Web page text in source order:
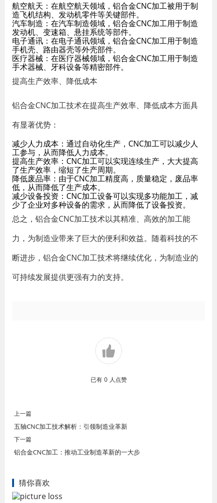
航空航天：在航空航天领域，铝合金CNC加工被用于制
造飞机结构、发动机零件等关键部件。
汽车制造：在汽车制造领域，铝合金CNC加工用于制造
发动机、变速箱、悬挂系统等部件。
电子通讯：在电子通讯领域，铝合金CNC加工用于制造
手机壳、路由器壳等外壳部件。
医疗器械：在医疗器械领域，铝合金CNC加工用于制造
手术器械、牙科设备等精密部件。
提高生产效率、降低成本
铝合金CNC加工技术在提高生产效率、降低成本方面具
有显著优势：
减少人力成本：通过自动化生产，CNC加工可以减少人
工参与，从而降低人力成本。
提高生产效率：CNC加工可以实现连续生产，大大提高
了生产效率，缩短了生产周期。
降低废品率：由于CNC加工精度高，质量稳定，废品率
低，从而降低了生产成本。
减少设备投资：CNC加工设备可以实现多功能加工，减
少了企业对多种设备的需求，从而降低了设备投资。
总之，铝合金CNC加工技术以其精准、高效的加工能
力，为制造业带来了巨大的便利和效益。随着科技的不
断进步，铝合金CNC加工技术将继续优化，为制造业的
可持续发展提供更强有力的支持。
已有 0 人点赞
上一篇
五轴CNC加工技术解析：引领制造业革新
下一篇
铝合金CNC加工：推动工业制造革新的一大步
猜你喜欢